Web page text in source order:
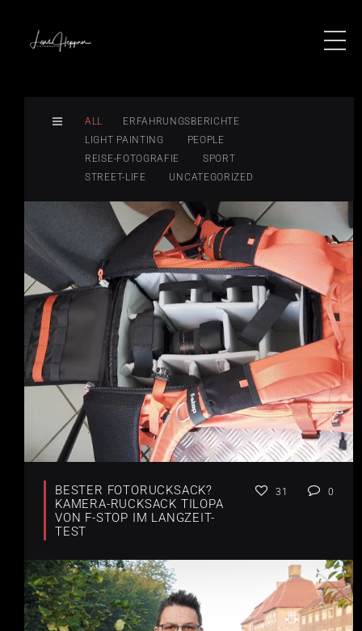
ALL
ERFAHRUNGSBERICHTE
LIGHT PAINTING
PEOPLE
REISE-FOTOGRAFIE
SPORT
STREET-LIFE
UNCATEGORIZED
BESTER FOTORUCKSACK?
KAMERA-RUCKSACK TILOPA
VON F-STOP IM LANGZEIT-
TEST
31 0